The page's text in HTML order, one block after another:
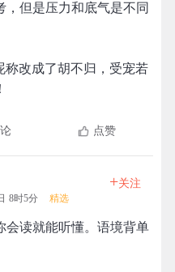
，但是压力和底气是不同
改成了胡不归，受宠若
点赞
8时5分 精选
+关注
会读就能听懂。语境背单